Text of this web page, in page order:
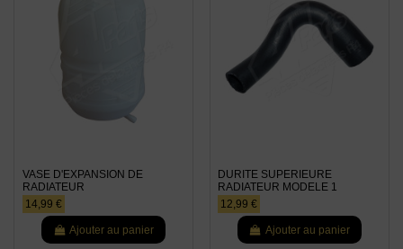
VASE D'EXPANSION DE
RADIATEUR
14,99 €
Ajouter au panier
DURITE SUPERIEURE
RADIATEUR MODELE 1
12,99 €
Ajouter au panier